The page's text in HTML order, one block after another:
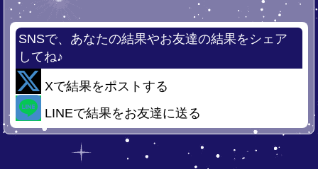
SNSで、あなたの結果やお友達の結果をシェア
してね♪
Xで結果をポストする
LINEで結果をお友達に送る